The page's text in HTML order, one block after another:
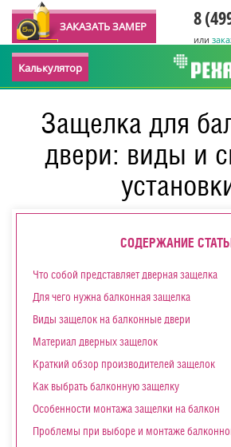
ЗАКАЗАТЬ ЗАМЕР 8
или
Калькулятор
Защелка для
двери: виды и
СОДЕРЖАНИЕ
Что собой представляет дверная защелка
Для чего нужна балконная защелка
Виды защелок на балконные двери
Материал дверных защелок
Краткий обзор производителей защелок
Как выбрать балконную защелку
Особенности монтажа защелки на балкон
Проблемы при выборе и монтаже